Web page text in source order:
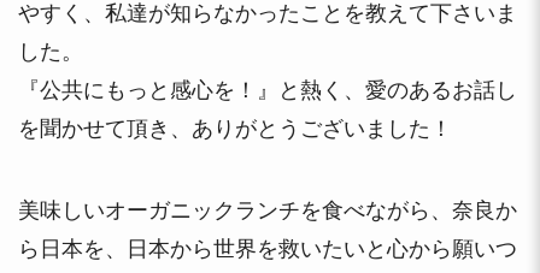
やすく、私達が知らなかったことを教えて下さいま
した。
『公共にもっと感心を！』と熱く、愛のあるお話し
を聞かせて頂き、ありがとうございました！
美味しいオーガニックランチを食べながら、奈良か
ら日本を、日本から世界を救いたいと心から願いつ